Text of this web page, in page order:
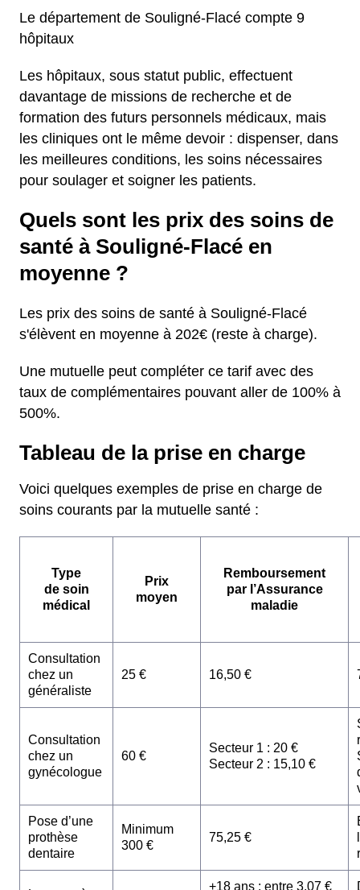
Le département de Souligné-Flacé compte 9
hôpitaux
Les hôpitaux, sous statut public, effectuent
davantage de missions de recherche et de
formation des futurs personnels médicaux, mais
les cliniques ont le même devoir : dispenser, dans
les meilleures conditions, les soins nécessaires
pour soulager et soigner les patients.
Quels sont les prix des soins de
santé à Souligné-Flacé en
moyenne ?
Les prix des soins de santé à Souligné-Flacé
s'élèvent en moyenne à 202€ (reste à charge).
Une mutuelle peut compléter ce tarif avec des
taux de complémentaires pouvant aller de 100% à
500%.
Tableau de la prise en charge
Voici quelques exemples de prise en charge de
soins courants par la mutuelle santé :
Type
de soin
médical
Prix
moyen
Remboursement
par l’Assurance
maladie
Consultation
chez un
généraliste
25 € 16,50 €
Consultation
chez un
gynécologue
60 €
Secteur 1 : 20 €
Secteur 2 : 15,10 €
Pose d’une
prothèse
dentaire
Minimum
300 €
75,25 €
+18 ans : entre 3,07 €